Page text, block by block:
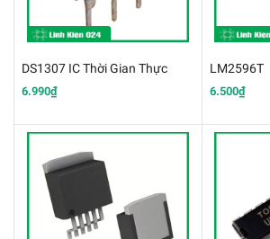
DS1307 IC Thời Gian Thực
6.990₫
LM2596T
6.500₫